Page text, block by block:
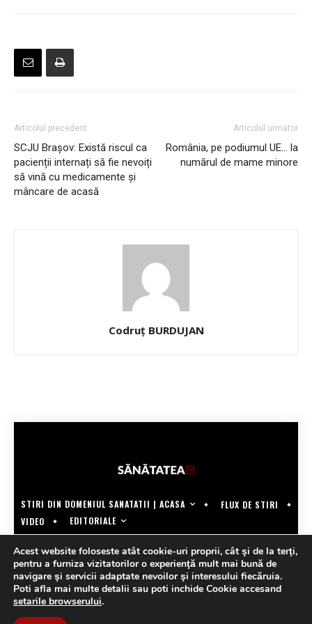
Articolul precedent
SCJU Braşov: Există riscul ca
pacienții internați să fie nevoiți
să vină cu medicamente și
mâncare de acasă
Articolul următor
România, pe podiumul UE… la
numărul de mame minore
Codruț BURDUJAN
STIRI DIN DOMENIUL SANATATII | ACASA
FLUX DE STIRI
VIDEO
EDITORIALE
Acest website foloseste atât cookie-uri proprii, cât şi de la terţi,
pentru a furniza vizitatorilor o experienţă mult mai bună de
navigare şi servicii adaptate nevoilor şi interesului fiecăruia.
Poti afla mai multe detalii sau poti inchide Cookie accesand
setarile browserului.